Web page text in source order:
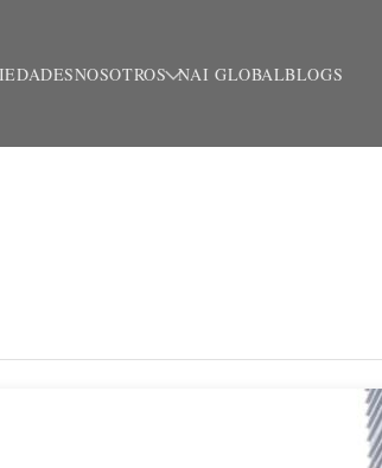
NOSOTROS NAI GLOBALBLOGS